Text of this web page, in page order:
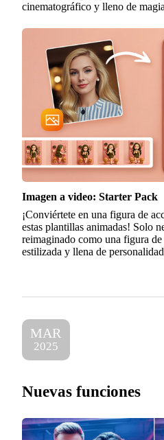
cinematográfico y lleno de
Imagen a video: Starter Pack
¡Conviértete en una figura de
estas plantillas animadas! Solo
reimaginado como una figura
estilizada y llena de
MAR
2025
Nuevas funciones